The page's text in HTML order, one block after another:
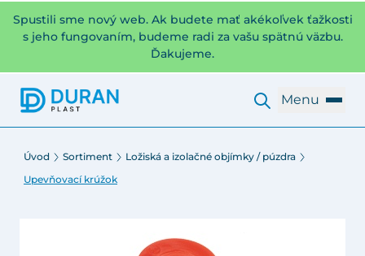
Spustili sme nový web. Ak budete mať akékoľvek ťažkosti
s jeho fungovaním, budeme radi za vašu spätnú väzbu.
Ďakujeme.
Menu
Úvod Sortiment
Ložiská a izolačné objímky / púzdra
Upevňovací krúžok